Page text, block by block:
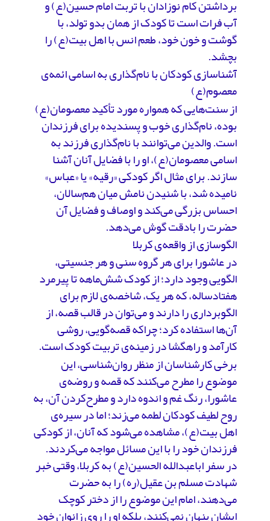
برداشتن کام نوزادان با تربت امام حسین(ع) و
آب فرات است تا کودک از همان بدو تولد، با
گوشت و خون خود، طعم انس با اهل بیت(ع) را
بچشد.
آشناسازی کودکان با نام‌گذاری به اسامی ائمه‌ی
معصوم(ع)
از سنت‌هایی که همواره مورد تأکید معصومان(ع)
بوده، نام‌گذاری خوب و پسندیده برای فرزندان
است. والدین می‌توانند با نام‌گذاری فرزند به
اسامی معصومان(ع)، او را با فضایل آنان آشنا
سازند. برای مثال اگر کودکی «رقیه» یا «عباس»
نامیده شد، با شنیدن نامش میان هم‌سالان،
احساس بزرگی می‌کند و اوصاف و فضایل آن
حضرت را بادقت گوش می‌دهد.
الگوسازی از واقعه‌ی کربلا
در عاشورا برای هر گروه سنی و هر جنسیتی،
الگویی وجود دارد؛ از کودک شش‌ماهه تا پیرمرد
هفتادساله، که هر یک، شاخصه‌ی لازم برای
الگوبرداری را دارند و می‌توان در قالب قصه، از
آن‌ها استفاده کرد؛ چراکه قصه‌گویی، روشی
کارآمد و راهگشا در زمینه‌ی تربیت کودک است.
برخی کارشناسان از منظر روان‌شناسی، این
موضوع را مطرح می‌کنند که قصه و روضه‌ی
عاشورا، رنگ غم و اندوه دارد و مطرح‌کردن آن، به
روح لطیف کودکان لطمه می‌زند؛ اما در سیره‌ی
اهل بیت(ع)، مشاهده می‌شود که آنان، از کودکی
فرزندان خود را با این مسائل مواجه می‌کردند.
در سفر اباعبدالله الحسین(ع) به کربلا، وقتی خبر
شهادت مسلم بن عقیل(ره) را به حضرت
می‌دهند، امام این موضوع را از دختر کوچک
ایشان پنهان نمی‌کنند، بلکه او را روی زانوان خود